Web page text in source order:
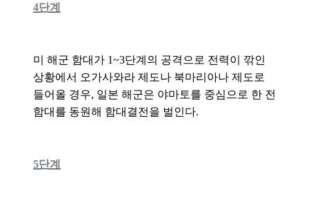
4단계
미 해군 함대가 1~3단계의 공격으로 전력이 깎인
상황에서 오가사와라 제도나 북마리아나 제도로
들어올 경우, 일본 해군은 야마토를 중심으로 한 전
함대를 동원해 함대결전을 벌인다.
5단계